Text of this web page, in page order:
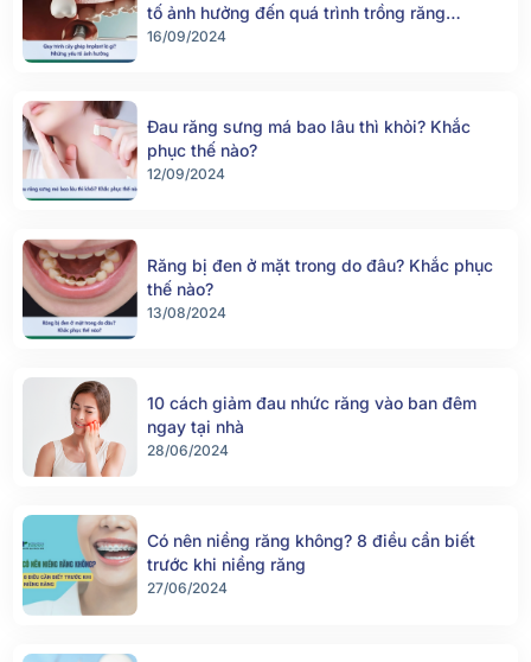
tố ảnh hưởng đến quá trình trồng răng
implant
16/09/2024
Đau răng sưng má bao lâu thì khỏi? Khắc
phục thế nào?
12/09/2024
Răng bị đen ở mặt trong do đâu? Khắc phục
thế nào?
13/08/2024
10 cách giảm đau nhức răng vào ban đêm
ngay tại nhà
28/06/2024
Có nên niềng răng không? 8 điều cần biết
trước khi niềng răng
27/06/2024